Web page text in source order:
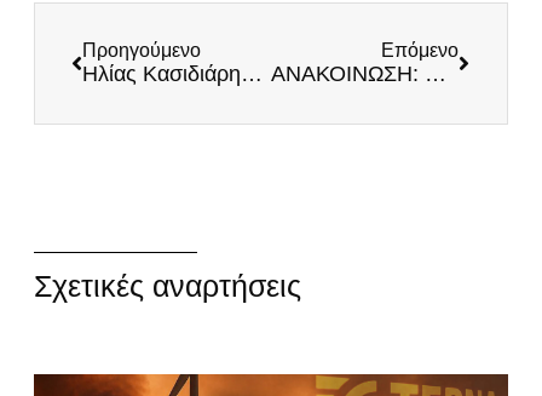
Προηγούμενο
Ηλίας Κασιδιάρης: Όλοι παρόντες στον προεκλογικό αγώνα
Επόμενο
ΑΝΑΚΟΙΝΩΣΗ: Συνεργασία Εθνικού Κόμματος ΕΛΛΗΝΕΣ και Εθνικού Μετώπου στις επερχόμενες διπλές εθνικές εκλογές!
Σχετικές αναρτήσεις